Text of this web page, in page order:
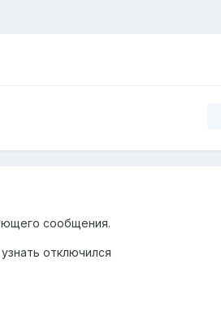
сообщения.
отключился